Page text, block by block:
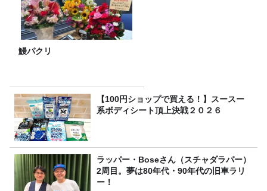
鰻パクリ
【100円ショップで買える！】スースー
系ボディシート頂上決戦２０２６
ラッパー・Boseさん（スチャダラパー）
2周目。夢は80年代・90年代の旧車ラリ
ー！